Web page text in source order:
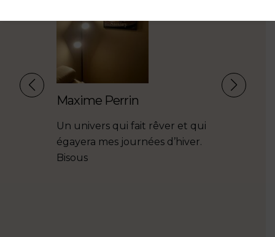
Maxime Perrin
Un univers qui fait rêver et qui
égayera mes journées d’hiver.
Bisous
Amélie